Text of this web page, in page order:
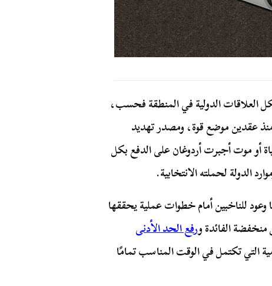
العلاقات الدولية في المنطقة فحسب،
عقدين موضع قوة، ومصدر تهديد
أو موت أجبرت أردوغان على الدفع بكل
الدولة لحملته الانتخابية.
وعود للناخبين أمام خطوات عملية يحققها
الفائدة ورفع الحد الأدنى
التي تكتمل في الوقت المناسب تمامًا